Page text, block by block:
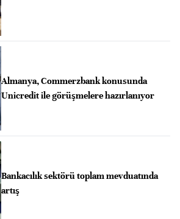
Almanya, Commerzbank konusunda
Unicredit ile görüşmelere hazırlanıyor
Bankacılık sektörü toplam mevduatında
artış